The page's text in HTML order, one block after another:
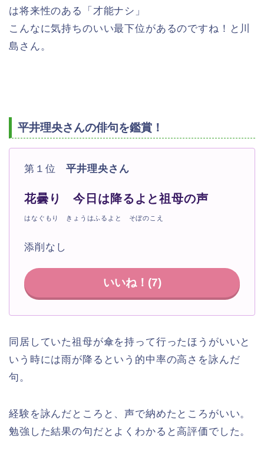
は将来性のある「才能ナシ」
こんなに気持ちのいい最下位があるのですね！と川
島さん。
平井理央さんの俳句を鑑賞！
第１位平井理央さん
花曇り 今日は降るよと祖母の声
はなぐもり きょうはふるよと そぼのこえ
添削なし
いいね！(7)
同居していた祖母が傘を持って行ったほうがいいと
いう時には雨が降るという的中率の高さを詠んだ
句。
経験を詠んだところと、声で納めたところがいい。
勉強した結果の句だとよくわかると高評価でした。